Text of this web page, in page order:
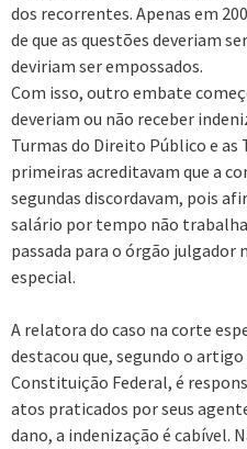
dos recorrentes. Apenas em
de que as questões deveriam
deviriam ser empossados.
Com isso, outro embate
deveriam ou não receber
Turmas do Direito Público e as
primeiras acreditavam que a
segundas discordavam, pois
salário por tempo não
passada para o órgão
especial.
A relatora do caso na corte
destacou que, segundo o artigo
Constituição Federal, é
atos praticados por seus
dano, a indenização é cabível.